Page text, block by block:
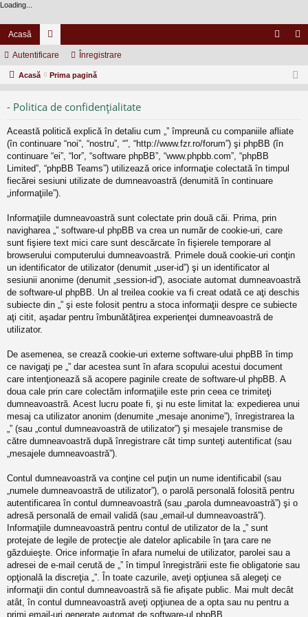
Loading...
Acasă
or
u
re
eg
Autentificare Înregistrare
Acasă Prima pagină
- Politica de confidenţialitate
Această politică explică în detaliu cum „” împreună cu companiile afliate
(în continuare “noi”, “nostru”, “”, “http://www.fzr.ro/forum”) şi phpBB (în
continuare “ei”, “lor”, “software phpBB”, “www.phpbb.com”, “phpBB
Limited”, “phpBB Teams”) utilizează orice informaţie colectată în timpul
fiecărei sesiuni utilizate de dumneavoastră (denumită în continuare
„informaţiile”).
Informaţiile dumneavoastră sunt colectate prin două căi. Prima, prin
navigharea „” software-ul phpBB va crea un număr de cookie-uri, care
sunt fişiere text mici care sunt descărcate în fişierele temporare al
browserului computerului dumneavoastră. Primele două cookie-uri conţin
un identificator de utilizator (denumit „user-id”) şi un identificator al
sesiunii anonime (denumit „session-id”), asociate automat dumneavoastră
de software-ul phpBB. Un al treilea cookie va fi creat odată ce aţi deschis
subiecte din „” şi este folosit pentru a stoca informaţii despre ce subiecte
aţi citit, aşadar pentru îmbunătăţirea experienţei dumneavoastră de
utilizator.
De asemenea, se crează cookie-uri externe software-ului phpBB în timp
ce navigaţi pe „” dar acestea sunt în afara scopului acestui document
care intenţionează să acopere paginile create de software-ul phpBB. A
doua cale prin care colectăm informaţiile este prin ceea ce trimiteţi
dumneavoastră. Acest lucru poate fi, şi nu este limitat la: expedierea unui
mesaj ca utilizator anonim (denumite „mesaje anonime”), înregistrarea la
„” (sau „contul dumneavoastră de utilizator”) şi mesajele transmise de
către dumneavoastră după înregistrare cât timp sunteţi autentificat (sau
„mesajele dumneavoastră”).
Contul dumneavoastră va conţine cel puţin un nume identificabil (sau
„numele dumneavoastră de utilizator”), o parolă personală folosită pentru
autentificarea în contul dumneavoastră (sau „parola dumneavoastră”) şi o
adresă personală de email validă (sau „email-ul dumneavoastră”).
Informaţiile dumneavoastră pentru contul de utilizator de la „” sunt
protejate de legile de protecţie ale datelor aplicabile în ţara care ne
găzduieşte. Orice informaţie în afara numelui de utilizator, parolei sau a
adresei de e-mail cerută de „” în timpul înregistrării este fie obligatorie sau
opţională la discreţia „”. În toate cazurile, aveţi opţiunea să alegeţi ce
informaţii din contul dumneavoastră să fie afişate public. Mai mult decât
atât, în contul dumneavoastră aveţi opţiunea de a opta sau nu pentru a
primi email-uri generate automat de software-ul phpBB.